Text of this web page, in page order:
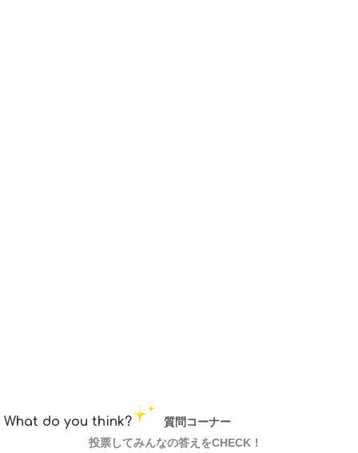
What do you think?
質問コーナー
投票してみんなの答えをCHECK！